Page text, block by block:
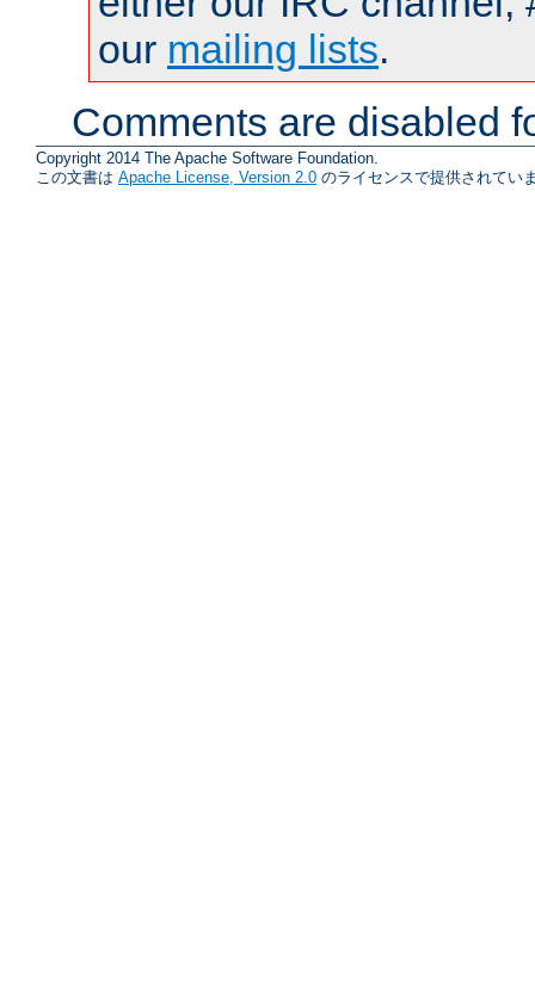
our mailing lists.
Comments are disabled
Copyright 2014 The Apache Software Foundation.
この文書は Apache License, Version 2.0 のライセンスで提供されてい